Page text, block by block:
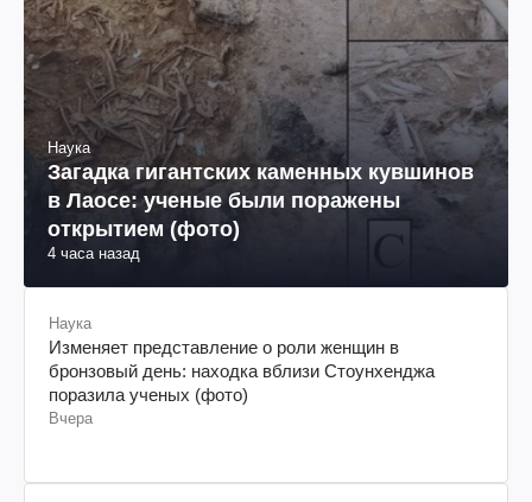
Наука
Загадка гигантских каменных кувшинов
в Лаосе: ученые были поражены
открытием (фото)
4 часа назад
Наука
Изменяет представление о роли женщин в
бронзовый день: находка вблизи Стоунхенджа
поразила ученых (фото)
Вчера